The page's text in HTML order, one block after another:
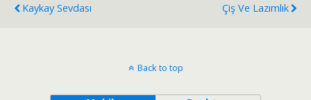
Kaykay Sevdası
Çiş Ve Lazımlık
Back to top